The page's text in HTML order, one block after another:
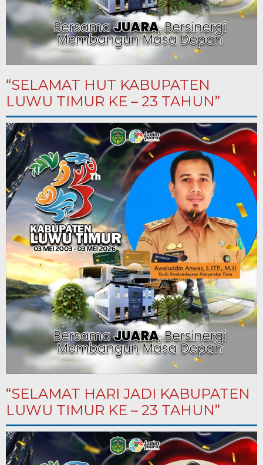
“SELAMAT HUT KABUPATEN
LUWU TIMUR KE – 23 TAHUN”
“SELAMAT HARI JADI KABUPATEN
LUWU TIMUR KE – 23 TAHUN”